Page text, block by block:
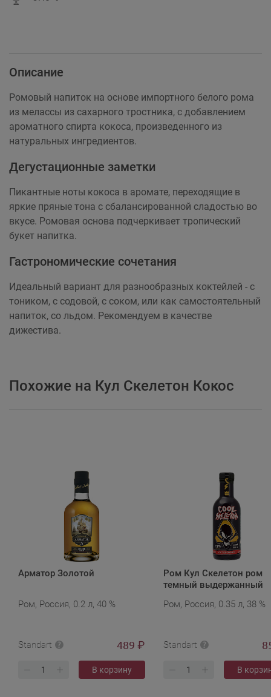
Описание
Ромовый напиток на основе импортного белого рома
из мелассы из сахарного тростника, с добавлением
ароматного спирта кокоса, произведенного из
натуральных ингредиентов.
Дегустационные заметки
Пикантные ноты кокоса в аромате, переходящие в
яркие пряные тона с сбалансированной сладостью во
вкусе. Ромовая основа подчеркивает тропический
букет напитка.
Гастрономические сочетания
Идеальный вариант для разнообразных коктейлей - с
тоником, с содовой, с соком, или как самостоятельный
напиток, со льдом. Рекомендуем в качестве
дижестива.
Похожие на Кул Скелетон Кокос
Арматор Золотой
Ром, Россия, 0.2 л, 40 %
Standart 489 ₽
В корзину
Ром Кул Скелетон ром
темный выдержанный
Ром, Россия, 0.35 л, 38 %
Standart
В